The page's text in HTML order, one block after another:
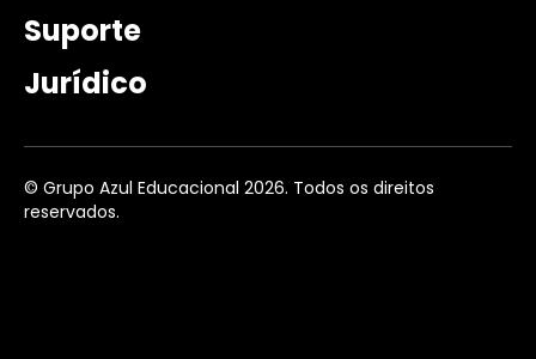
Suporte
Jurídico
© Grupo Azul Educacional 2026. Todos os direitos
reservados.